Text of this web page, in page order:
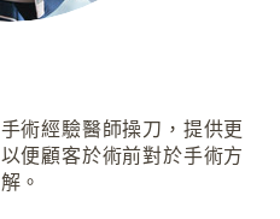
術經驗醫師操刀，提供更
便顧客於術前對於手術方
。